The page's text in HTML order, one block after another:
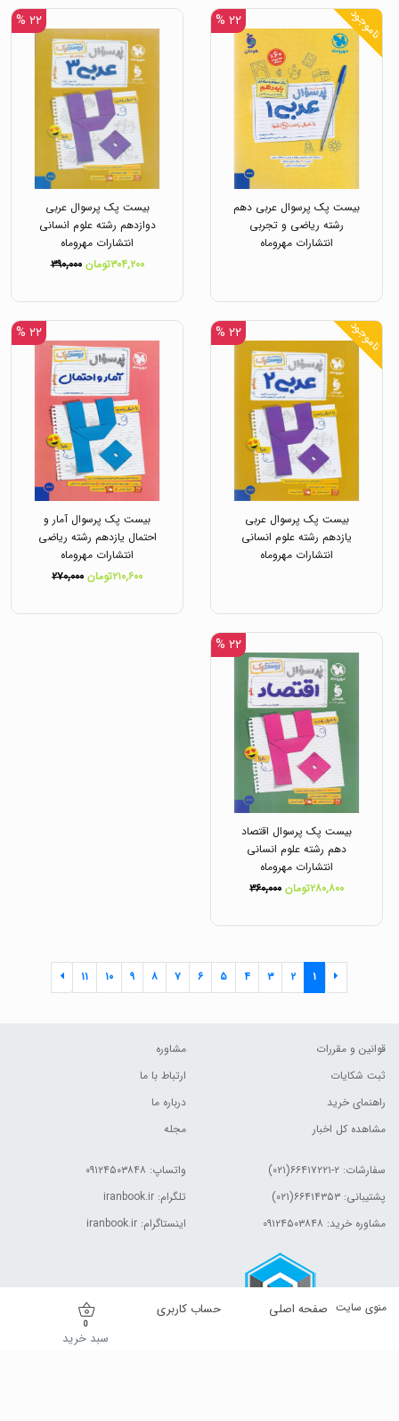
صفحه اصلی منوی سایت حساب کاربری
0
سبد خرید
ناموجود ۲۲ %
بیست پک پرسوال عربی دهم
رشته ریاضی و تجربی
انتشارات مهروماه
۲۲ %
بیست پک پرسوال عربی
دوازدهم رشته علوم انسانی
انتشارات مهروماه
۳۰۴,۲۰۰تومان
۳۹۰,۰۰۰
ناموجود ۲۲ %
بیست پک پرسوال عربی
یازدهم رشته علوم انسانی
انتشارات مهروماه
۲۲ %
بیست پک پرسوال آمار و
احتمال یازدهم رشته ریاضی
انتشارات مهروماه
۲۱۰,۶۰۰تومان
۲۷۰,۰۰۰
۲۲ %
بیست پک پرسوال اقتصاد
دهم رشته علوم انسانی
انتشارات مهروماه
۲۸۰,۸۰۰تومان
۳۶۰,۰۰۰
۱ ۲ ۳ ۴ ۵ ۶ ۷ ۸ ۹ ۱۰ ۱۱
قوانین و مقررات
ثبت شکایات
راهنمای خرید
مشاهده کل اخبار
مشاوره
ارتباط با ما
درباره ما
مجله
سفارشات: ۲-۶۶۴۱۷۲۲۱(۰۲۱)
پشتیبانی: ۶۶۴۱۴۳۵۳(۰۲۱)
مشاوره خرید: ۰۹۱۲۴۵۰۳۸۴۸
واتساپ: ۰۹۱۲۴۵۰۳۸۴۸
تلگرام: iranbook.ir
اینستاگرام: iranbook.ir